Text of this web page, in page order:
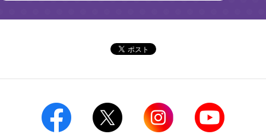
プリペイドカード・金券
ニンテンドー・ダウンロードカード
プリント
スキャン
切手・はがき・印紙
セブン銀行ATM
セブンチケット
チケットぴあ
セブン‐イレブンでお受取り
タワーレコード
停電時のサービス停止のお知らせ
会社概要
貸借対照表・損益計算書
セブン＆アイ・ホールディングスの重点課題
サステナビリティ推進体制
店舗検索
ネットショッピング